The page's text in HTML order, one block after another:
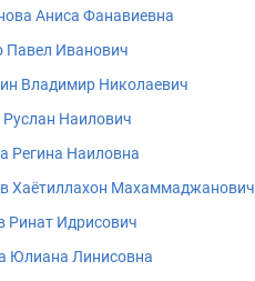
Аниса Фанавиевна
Павел Иванович
Владимир Николаевич
Наилович
Регина Наиловна
Хаётиллахон Махаммаджанович
Ринат Идрисович
Юлиана Линисовна